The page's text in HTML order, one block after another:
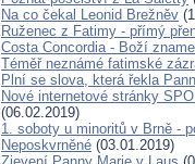
Na co čekal Leonid Brežněv
Ruženec z Fatimy - přímý
Costa Concordia - Boží
Téměř neznámé fatimské
Plní se slova, která řekla
Nové internetové stránky
(06.02.2019)
1. soboty u minoritů v Brně -
Neposkvrněné (03.01.2019)